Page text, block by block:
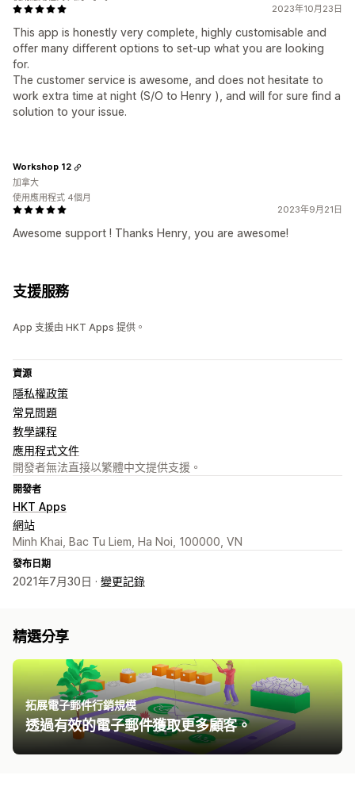
2023年10月23日
This app is honestly very complete, highly customisable and
offer many different options to set-up what you are looking
for.
The customer service is awesome, and does not hesitate to
work extra time at night (S/O to Henry ), and will for sure find a
solution to your issue.
2023年9月21日
Awesome support ! Thanks Henry, you are awesome!
Workshop 12
加拿大
使用應用程式 4個月
支援服務
App 支援由 HKT Apps 提供。
資源
隱私權政策
常見問題
教學課程
應用程式文件
開發者無法直接以繁體中文提供支援。
開發者
HKT Apps
網站
Minh Khai, Bac Tu Liem, Ha Noi, 100000, VN
發布日期
2021年7月30日 · 變更記錄
精選分享
拓展電子郵件行銷規模
透過有效的電子郵件獲取更多顧客。